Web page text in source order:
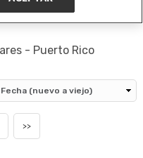
- Puerto Rico
>>